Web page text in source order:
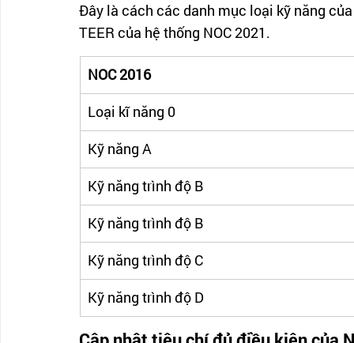
Đây là cách các danh mục loại kỹ năng
TEER của hệ thống NOC 2021.
NOC 2016
Loại kĩ năng 0
Kỹ năng A
Kỹ năng trình độ B
Kỹ năng trình độ B
Kỹ năng trình độ C
Kỹ năng trình độ D